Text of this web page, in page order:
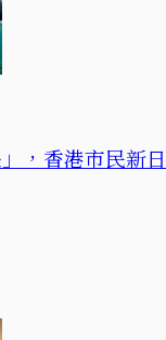
」，香港市民新